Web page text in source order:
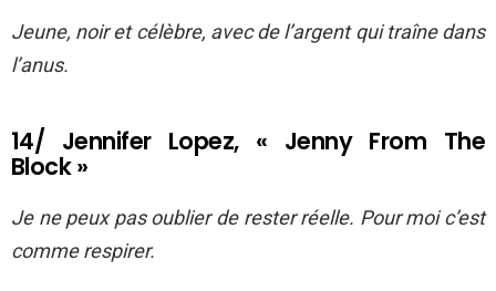
Jeune, noir et célèbre, avec de l’argent qui traîne dans
l’anus.
14/ Jennifer Lopez, « Jenny From The
Block »
Je ne peux pas oublier de rester réelle. Pour moi c’est
comme respirer.